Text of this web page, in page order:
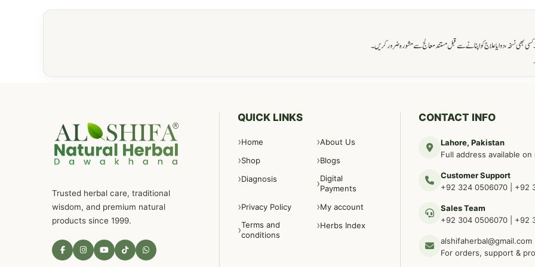
نسخہ، دوا یا علاج کو اپنانے سے قبل مستند معالج سے مشورہ ضرور کریں۔
Trusted herbal care, traditional
wisdom, and premium natural
products since 1999.
QUICK LINKS
Home
About Us
Shop
Blogs
Diagnosis
Digital
Payments
Privacy Policy
My account
Terms and
conditions
Herbs Index
CONTACT INFO
Lahore, Pakistan
Full address available
Customer Support
+92 324 0506070
+92
Sales Team
+92 304 0506070
+92
alshifaherbal@gmail.com
For orders, support &